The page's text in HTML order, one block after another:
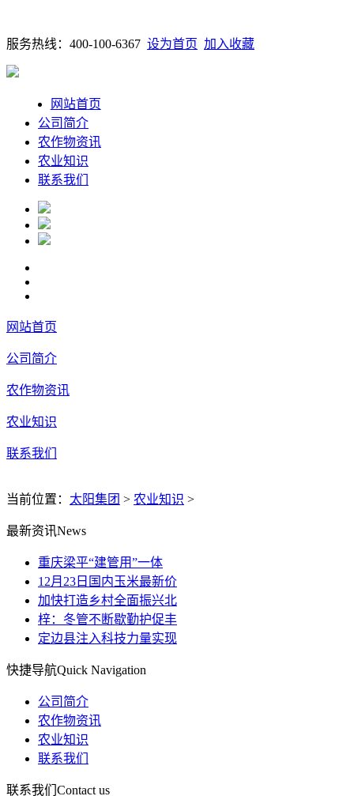
服务热线：400-100-6367 设为首页 加入收藏
网站首页
公司简介
农作物资讯
农业知识
联系我们
网站首页
公司简介
农作物资讯
农业知识
联系我们
当前位置： 太阳集团 > 农业知识 >
最新资讯News
重庆梁平“建管用”一体
12月23日国内玉米最新价
加快打造乡村全面振兴北
梓：冬管不断歇勤护促丰
定边县注入科技力量实现
快捷导航Quick Navigation
公司简介
农作物资讯
农业知识
联系我们
联系我们 Contact us